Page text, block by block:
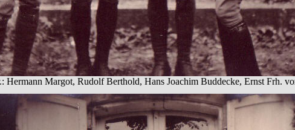
Hermann Margot, Rudolf Berthold, Hans Joachim Buddecke, Ernst Frh.